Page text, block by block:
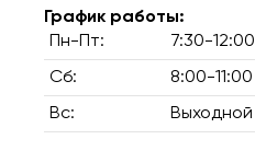
График работы:
Пн-Пт:
7:30-12:00
Сб: 8:00-11:00
Вс: Выходной